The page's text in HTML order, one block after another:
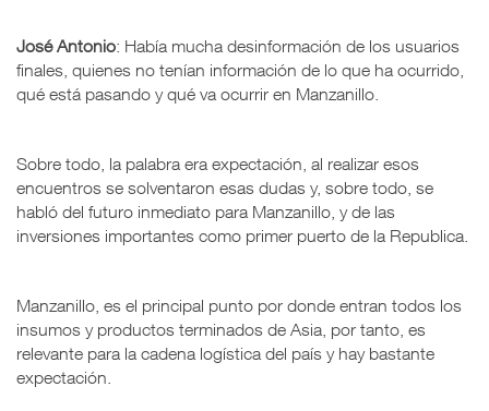
José Antonio: Había mucha desinformación de los usuarios
finales, quienes no tenían información de lo que ha ocurrido,
qué está pasando y qué va ocurrir en Manzanillo.
Sobre todo, la palabra era expectación, al realizar esos
encuentros se solventaron esas dudas y, sobre todo, se
habló del futuro inmediato para Manzanillo, y de las
inversiones importantes como primer puerto de la Republica.
Manzanillo, es el principal punto por donde entran todos los
insumos y productos terminados de Asia, por tanto, es
relevante para la cadena logística del país y hay bastante
expectación.